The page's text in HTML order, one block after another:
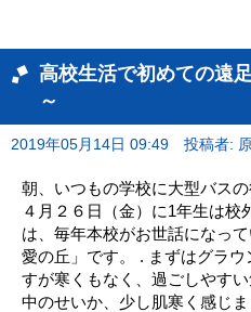
高校生活で初めての遠
～
2019年05月14日 09:49 投稿者:
朝、いつもの学校に大型バス
４月２６日（金）に1年生は校
は、毎年本校がお世話になっ
愛の丘」です。 . まずはグラ
すが寒くもなく、過ごしやす
中のせいか、少し肌寒く感じ